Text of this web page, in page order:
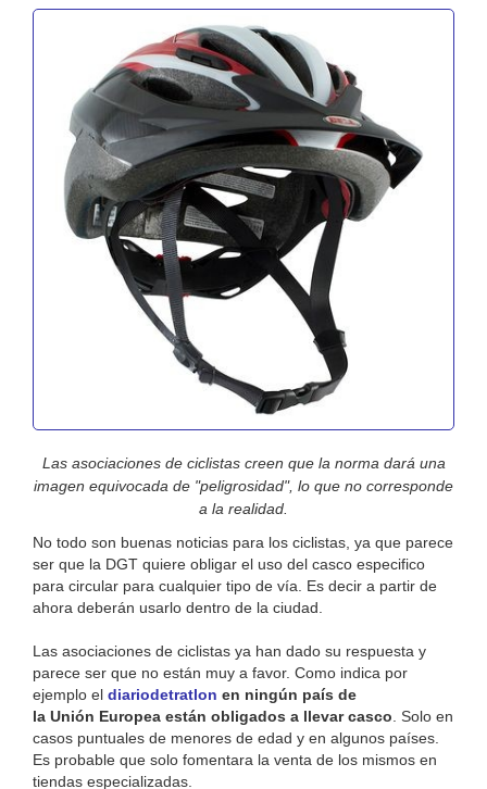
Las asociaciones de ciclistas creen que la norma dará una
imagen equivocada de "peligrosidad", lo que no corresponde
a la realidad.
No todo son buenas noticias para los ciclistas, ya que parece
ser que la DGT quiere obligar el uso del casco especifico
para circular para cualquier tipo de vía. Es decir a partir de
ahora deberán usarlo dentro de la ciudad.
Las asociaciones de ciclistas ya han dado su respuesta y
parece ser que no están muy a favor. Como indica por
ejemplo el diariodetratlon en ningún país de
la Unión Europea están obligados a llevar casco . Solo en
casos puntuales de menores de edad y en algunos países.
Es probable que solo fomentara la venta de los mismos en
tiendas especializadas.